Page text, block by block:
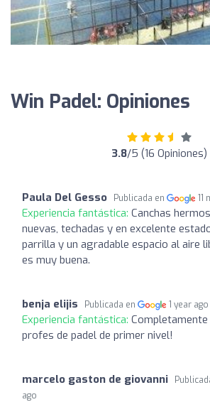
Win Padel: Opiniones
3.8/5 (16 Opiniones)
Paula Del Gesso Publicada en 11
Experiencia fantástica: Canchas
nuevas, techadas y en excelente
parrilla y un agradable espacio al aire
es muy buena.
benja elijis Publicada en 1 year ago
Experiencia fantástica:
profes de padel de primer nivel!
marcelo gaston de giovanni
ago